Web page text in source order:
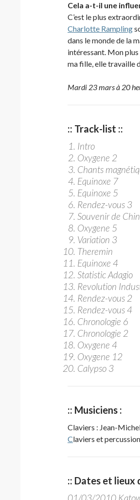
Cela a-t-il une
C’est le plus
Charlotte Rampling
dans le monde de la
intéressant. Mon
ma fille, elle travaille
Mardi 23 mars à 20
:: Track-list ::
Intro
Oxygene 2
Chants
Equinoxe 7
Equinoxe 5
Rendez-vous 3
Souvenir de
Oxygene 5
Variation 3
Theremin
Equinoxe 4
Statistic Adagio
Revolution
Rendez-vous 2
Rendez-vous 4
Chronologie 6
Chronologie 2
Oxygene 4
Oxygene 12
Calypso 3
:: Musiciens :
Claviers : Jean-
Claviers et
:: Dates et lieux